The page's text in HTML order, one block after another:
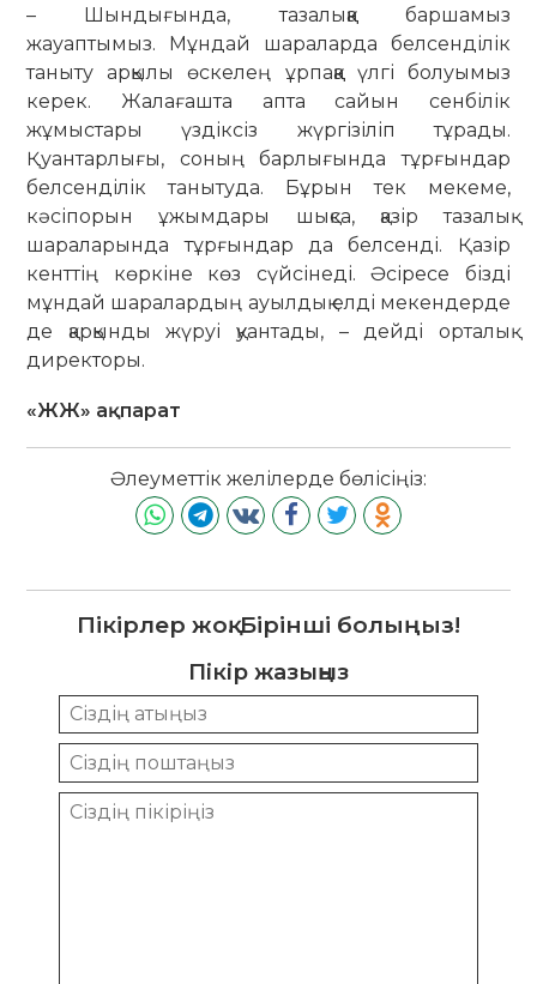
– Шындығында, тазалыққа баршамыз
жауаптымыз. Мұндай шараларда белсенділік
таныту арқылы өскелең ұрпаққа үлгі болуымыз
керек. Жалағашта апта сайын сен­білік
жұмыстары үздіксіз жүргізіліп тұрады.
Қуантарлығы, со­ның барлығында тұрғындар
белсенділік танытуда. Бұрын тек мекеме,
кәсіпорын ұжымдары шықса, қазір тазалық
шараларында тұрғындар да белсенді. Қазір
кенттің көркіне көз сүйсінеді. Әсіресе бізді
мұндай шаралардың ауылдық елді мекендерде
де қарқынды жүруі қуантады, – дейді орталық
директоры.
«ЖЖ» ақпарат
Әлеуметтік желілерде бөлісіңіз:
Пікірлер жоқ. Бірінші болыңыз!
Пікір жазыңыз